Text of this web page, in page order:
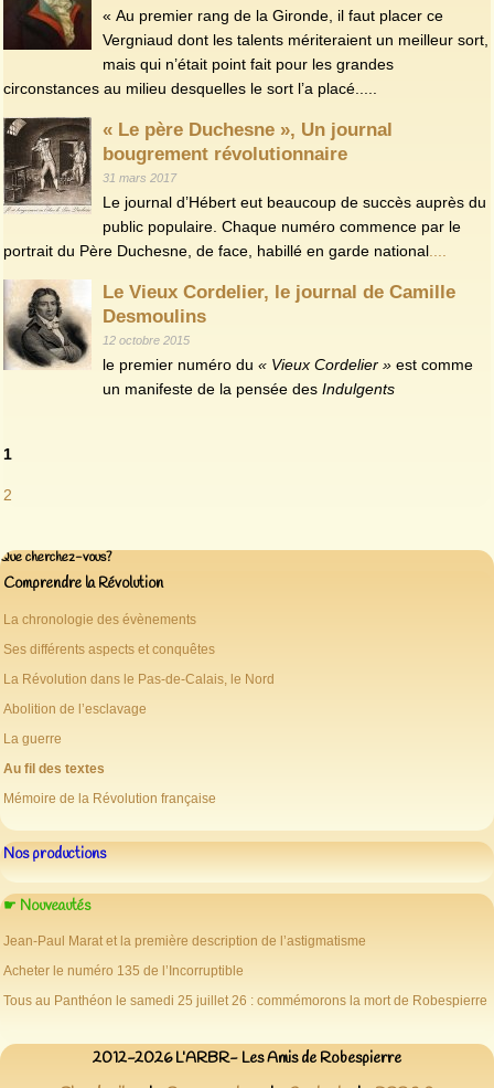
« Au premier rang de la Gironde, il faut placer ce
Vergniaud dont les talents mériteraient un meilleur sort,
mais qui n’était point fait pour les grandes
circonstances au milieu desquelles le sort l’a placé.....
« Le père Duchesne », Un journal
bougrement révolutionnaire
31 mars 2017
Le journal d’Hébert eut beaucoup de succès auprès du
public populaire. Chaque numéro commence par le
portrait du Père Duchesne, de face, habillé en garde national
Le Vieux Cordelier, le journal de Camille
Desmoulins
12 octobre 2015
le premier numéro du « Vieux Cordelier » est comme
un manifeste de la pensée des Indulgents
1
2
Que cherchez-vous?
Comprendre la Révolution
La chronologie des évènements
Ses différents aspects et conquêtes
La Révolution dans le Pas-de-Calais, le Nord
Abolition de l’esclavage
La guerre
Au fil des textes
Mémoire de la Révolution française
Nos productions
☛ Nouveautés
Jean-Paul Marat et la première description de l’astigmatisme
Acheter le numéro 135 de l’Incorruptible
Tous au Panthéon le samedi 25 juillet 26 : commémorons la mort de Robespierre
2012-2026 L’ARBR- Les Amis de Robespierre